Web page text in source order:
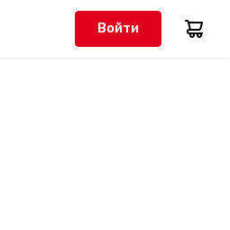
Войти